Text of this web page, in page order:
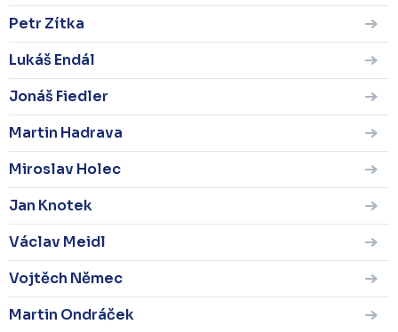
Petr Zítka
Lukáš Endál
Jonáš Fiedler
Martin Hadrava
Miroslav Holec
Jan Knotek
Václav Meidl
Vojtěch Němec
Martin Ondráček